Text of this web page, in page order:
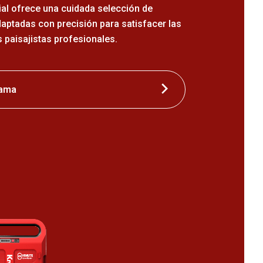
ofrece una cuidada selección de
con precisión para satisfacer las
paisajistas profesionales.